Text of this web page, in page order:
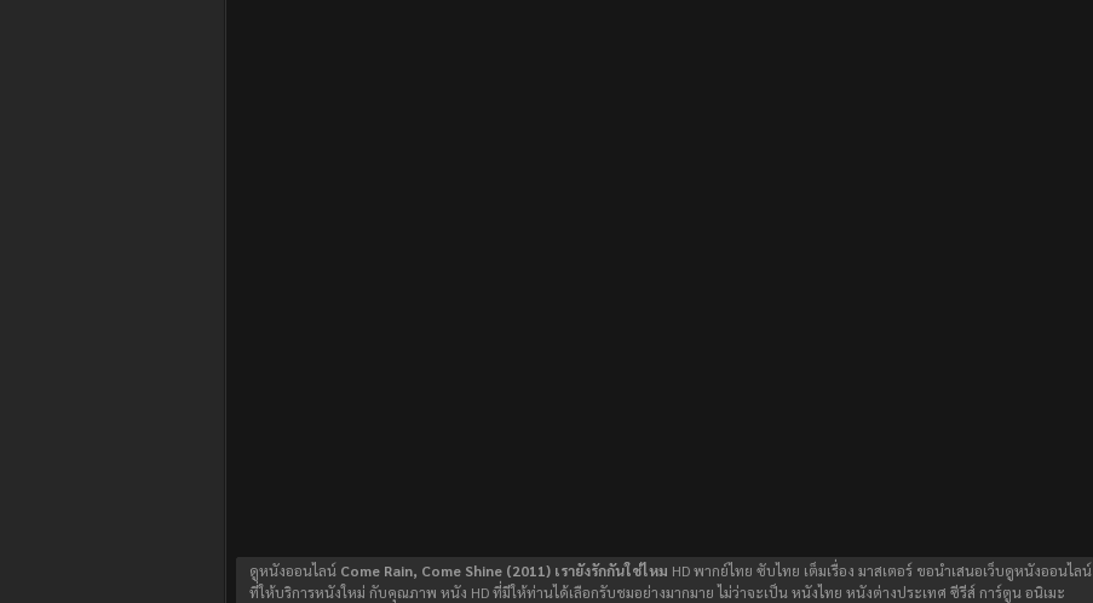
ดูหนังออนไลน์ Come Rain, Come Shine (2011) เรายังรักกันใช่ไหม HD พากย์ไทย ซับไทย เต็มเรื่อง มาสเตอร์ ขอนำเสนอเว็บดูหนังออนไลน์
ที่ให้บริการหนังใหม่ กับคุณภาพ หนัง HD ที่มีให้ท่านได้เลือกรับชมอย่างมากมาย ไม่ว่าจะเป็น หนังไทย หนังต่างประเทศ ซีรีส์ การ์ตูน อนิเมะ